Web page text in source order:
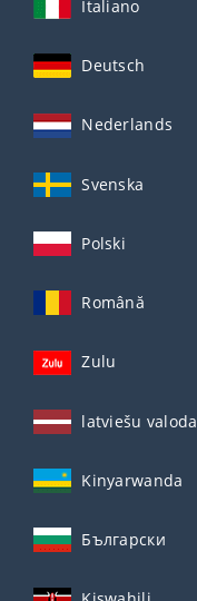
Italiano
Deutsch
Nederlands
Svenska
Polski
Română
Zulu
latviešu valoda
Kinyarwanda
Български